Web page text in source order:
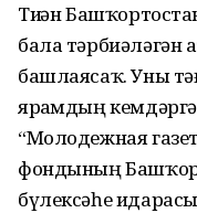
Тиҙҙән
бала тәрбиәләгән
башлаясаҡ. Уны
ярҙамдың
“Молодежная
фондының
бүлексәһе